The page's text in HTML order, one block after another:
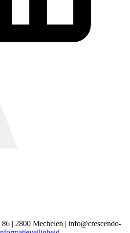
| 2800 Mechelen | info@crescendo-